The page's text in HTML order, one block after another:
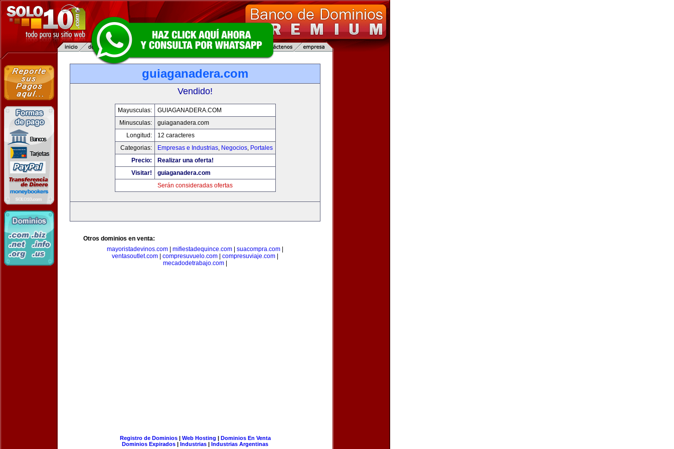
guiaganadera.com
Vendido!
Mayusculas:
GUIAGANADERA.COM
Minusculas:
guiaganadera.com
Longitud:
12 caracteres
Categorias:
Empresas e Industrias, Negocios, Portales
Precio:
Realizar una oferta!
Visitar!
guiaganadera.com
Serán consideradas ofertas
Otros dominios en venta:
mayoristadevinos.com
mifiestadequince.com suacompra.com
ventasoutlet.com
compresuvuelo.com compresuviaje.com
mecadodetrabajo.com
Registro de Dominios| Web Hosting | Dominios En Venta
Dominios Expirados | Industrias | Industrias Argentinas